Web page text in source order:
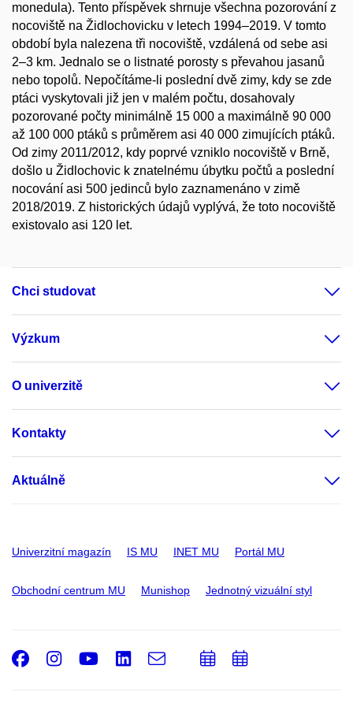
monedula). Tento příspěvek shrnuje všechna pozorování z
nocoviště na Židlochovicku v letech 1994–2019. V tomto
období byla nalezena tři nocoviště, vzdálená od sebe asi
2–3 km. Jednalo se o listnaté porosty s převahou jasanů
nebo topolů. Nepočítáme-li poslední dvě zimy, kdy se zde
ptáci vyskytovali již jen v malém počtu, dosahovaly
pozorované počty minimálně 15 000 a maximálně 90 000
až 100 000 ptáků s průměrem asi 40 000 zimujících ptáků.
Od zimy 2011/2012, kdy poprvé vzniklo nocoviště v Brně,
došlo u Židlochovic k znatelnému úbytku počtů a poslední
nocování asi 500 jedinců bylo zaznamenáno v zimě
2018/2019. Z historických údajů vyplývá, že toto nocoviště
existovalo asi 120 let.
Chci studovat
Výzkum
O univerzitě
Kontakty
Aktuálně
Univerzitní magazín IS MU INET MU Portál MU
Obchodní centrum MU Munishop Jednotný vizuální styl
Facebook
Instagram
Youtube
LinkedIn
e-
PřidatPřidat